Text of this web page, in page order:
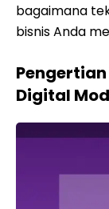
bagaimana
bisnis Anda
Digital